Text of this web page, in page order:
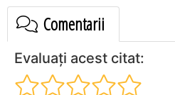
Comentarii
Evaluați acest citat: